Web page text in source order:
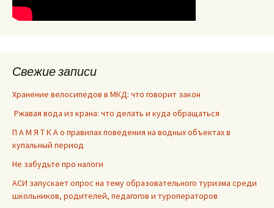
Свежие записи
Хранение велосипедов в МКД: что говорит закон
Ржавая вода из крана: что делать и куда обращаться
П А М Я Т К А о правилах поведения на водных объектах в
купальный период
Не забудьте про налоги
АСИ запускает опрос на тему образовательного туризма среди
школьников, родителей, педагогов и туроператоров